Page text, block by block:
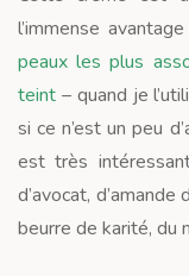
l’immense
peaux les plus
teint – quand je
si ce n’est un peu
est très
d’avocat,
beurre de karité, du